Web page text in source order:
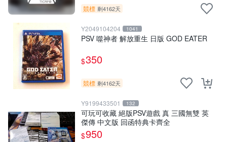
競標 剩4162天
Y2049104204 1041
PSV 噬神者 解放重生 日版 GOD EATER
$350
競標 剩4162天
Y9199433501 132
可玩可收藏 絕版PSV遊戲 真 三國無雙 英
傑傳 中文版 回函特典卡齊全
$950